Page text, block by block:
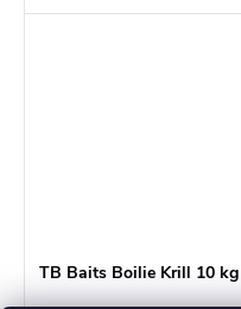
TB Baits Boilie Krill 10 kg